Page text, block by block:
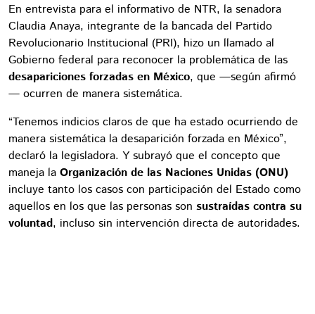
En entrevista para el informativo de NTR, la senadora
Claudia Anaya, integrante de la bancada del Partido
Revolucionario Institucional (PRI), hizo un llamado al
Gobierno federal para reconocer la problemática de las
desapariciones forzadas en México, que —según afirmó
— ocurren de manera sistemática.
“Tenemos indicios claros de que ha estado ocurriendo de
manera sistemática la desaparición forzada en México”,
declaró la legisladora. Y subrayó que el concepto que
maneja la Organización de las Naciones Unidas (ONU)
incluye tanto los casos con participación del Estado como
aquellos en los que las personas son sustraídas contra su
voluntad, incluso sin intervención directa de autoridades.